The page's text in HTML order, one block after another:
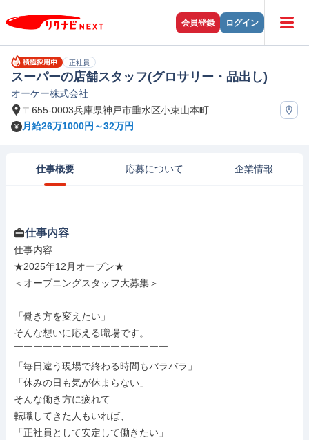
会員登録 ログイン
正社員
スーパーの店舗スタッフ(グロサリー・品出し)
オーケー株式会社
〒655-0003兵庫県神戸市垂水区小束山本町
月給26万1000円～32万円
仕事概要 応募について 企業情報
仕事内容
仕事内容
★2025年12月オープン★
＜オープニングスタッフ大募集＞
「働き方を変えたい」
そんな想いに応える職場です。
￣￣￣￣￣￣￣￣￣￣￣￣￣￣￣￣
「毎日違う現場で終わる時間もバラバラ」
「休みの日も気が休まらない」
そんな働き方に疲れて
転職してきた人もいれば、
「正社員として安定して働きたい」